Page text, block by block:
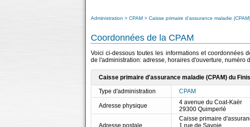
Administration CPAM Caisse primaire d'assurance maladie
Coordonnées de la CPAM
Voici ci-dessous toutes les informations et coordonnées
de l'administration: adresse, horaires d'ouverture, numéro
Caisse primaire d'assurance maladie (CPAM) du
Type d'administration
CPAM
Adresse physique
4 avenue du Coat-Kaër
29300 Quimperlé
Adresse postale
Caisse primaire
1 rue de Savoie